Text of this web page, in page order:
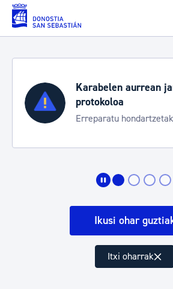
Eduki nagusira joan
Karabelen aurrean
protokoloa
Erreparatu hondartzetako
Ikusi ohar
Itxi oharrak